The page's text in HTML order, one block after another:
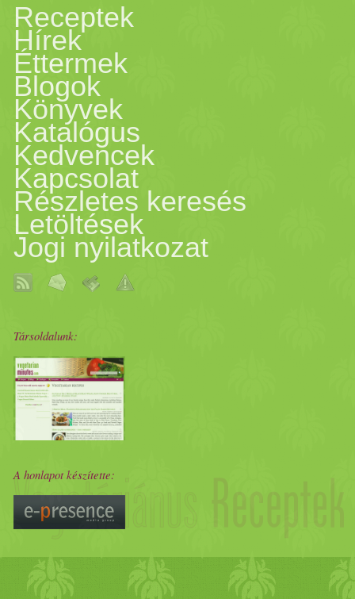
Receptek
Hírek
Éttermek
Blogok
Könyvek
Katalógus
Kedvencek
Kapcsolat
Részletes keresés
Letöltések
Jogi nyilatkozat
Társoldalunk:
A honlapot készítette: